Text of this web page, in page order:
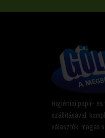
Higiéniai papír- és
szállításával,
választék, magas